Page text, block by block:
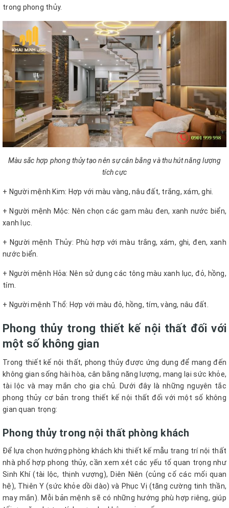
trong phong thủy.
Màu sắc hợp phong thủy tạo nên sự cân bằng và thu hút năng lượng
tích cực
+ Người mệnh Kim: Hợp với màu vàng, nâu đất, trắng, xám, ghi.
+ Người mệnh Mộc: Nên chọn các gam màu đen, xanh nước biển,
xanh lục.
+ Người mệnh Thủy: Phù hợp với màu trắng, xám, ghi, đen, xanh
nước biển.
+ Người mệnh Hỏa: Nên sử dụng các tông màu xanh lục, đỏ, hồng,
tím.
+ Người mệnh Thổ: Hợp với màu đỏ, hồng, tím, vàng, nâu đất.
Phong thủy trong thiết kế nội thất đối với
một số không gian
Trong thiết kế nội thất, phong thủy được ứng dụng để mang đến
không gian sống hài hòa, cân bằng năng lượng, mang lại sức khỏe,
tài lộc và may mắn cho gia chủ. Dưới đây là những nguyên tắc
phong thủy cơ bản trong thiết kế nội thất đối với một số không
gian quan trọng:
Phong thủy trong nội thất phòng khách
Để lựa chọn hướng phòng khách khi thiết kế mẫu trang trí nội thất
nhà phố hợp phong thủy, cần xem xét các yếu tố quan trọng như
Sinh Khí (tài lộc, thịnh vượng), Diên Niên (củng cố các mối quan
hệ), Thiên Y (sức khỏe dồi dào) và Phục Vị (tăng cường tinh thần,
may mắn). Mỗi bản mệnh sẽ có những hướng phù hợp riêng, giúp